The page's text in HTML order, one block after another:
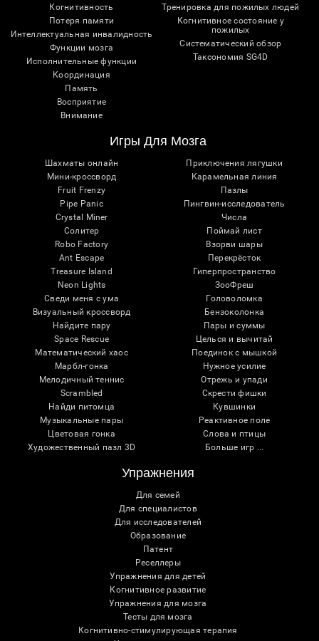
Когнитивность
Потеря памяти
Интеллектуальная инвалидность
Функции мозга
Исполнительные функции
Координация
Память
Восприятие
Внимание
Тренировка для пожилых людей
Когнитивное состояние у
пожилых
Систематический обзор
Таксономия SG4D
Игры Для Мозга
Шахматы онлайн
Мини-кроссворд
Fruit Frenzy
Pipe Panic
Crystal Miner
Солитер
Robo Factory
Ant Escape
Treasure Island
Neon Lights
Сведи меня с ума
Визуальный кроссворд
Найдите пару
Space Rescue
Математический хаос
Марбл-гонка
Мелодичный теннис
Scrambled
Найди питомца
Музыкальные пары
Цветовая гонка
Художественный пазл 3D
Приключения лягушки
Карамельная линия
Пазлы
Пингвин-исследователь
Числа
Поймай лист
Взорви шары
Перекрёсток
Гиперпространство
ЗооФреш
Головоломка
Бензоколонка
Пары и суммы
Целься и вычитай
Поединок с мышкой
Нужное усилие
Отрежь и упади
Скрести фишки
Кувшинки
Реактивное поле
Слова и птицы
Больше игр ...
Упражнения
Для семей
Для специалистов
Для исследователей
Образование
Патент
Реселлеры
Упражнения для детей
Когнитивное развитие
Упражнения для мозга
Тесты для мозга
Когнитивно-стимулирующая терапия